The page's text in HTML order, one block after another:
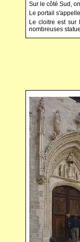
Sur le côté Sud,
Le portail
Le cloitre est sur
nombreuses